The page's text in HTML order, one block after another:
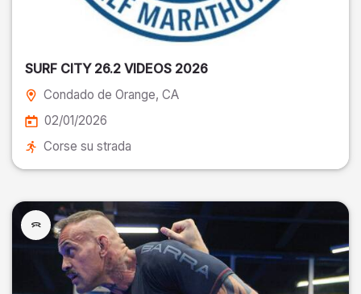
SURF CITY 26.2 VIDEOS 2026
Condado de Orange, CA
02/01/2026
Corse su strada